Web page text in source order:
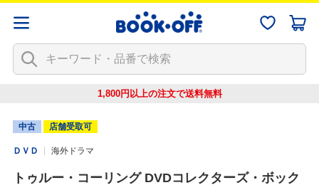
1,800円以上の注文で送料無料
中古 店舗受取可
ＤＶＤ 海外ドラマ
トゥルー・コーリング DVDコレクターズ・ボック